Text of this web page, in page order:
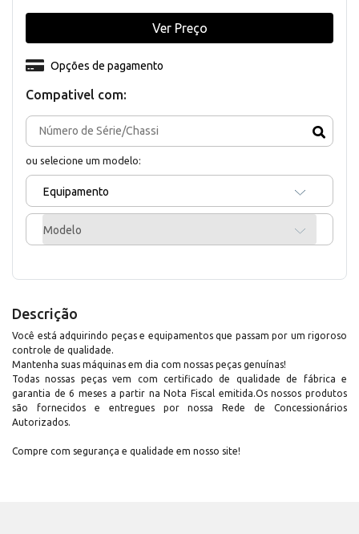
Compativel com:
ou selecione um modelo:
Equipamento
Modelo
Opções de pagamento
Ver Preço
Descrição
Você está adquirindo peças e equipamentos que passam por um rigoroso
controle de qualidade.
Mantenha suas máquinas em dia com nossas peças genuínas!
Todas nossas peças vem com certificado de qualidade de fábrica e
garantia de 6 meses a partir na Nota Fiscal emitida.Os nossos produtos
são fornecidos e entregues por nossa Rede de Concessionários
Autorizados.
Compre com segurança e qualidade em nosso site!